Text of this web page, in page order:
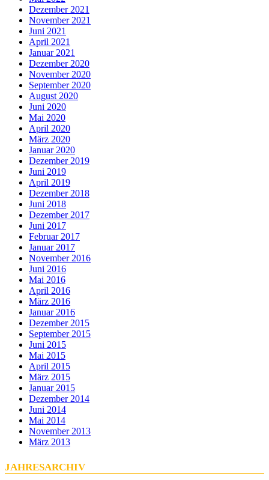
Dezember 2021
November 2021
Juni 2021
April 2021
Januar 2021
Dezember 2020
November 2020
September 2020
August 2020
Juni 2020
Mai 2020
April 2020
März 2020
Januar 2020
Dezember 2019
Juni 2019
April 2019
Dezember 2018
Juni 2018
Dezember 2017
Juni 2017
Februar 2017
Januar 2017
November 2016
Juni 2016
Mai 2016
April 2016
März 2016
Januar 2016
Dezember 2015
September 2015
Juni 2015
Mai 2015
April 2015
März 2015
Januar 2015
Dezember 2014
Juni 2014
Mai 2014
November 2013
März 2013
JAHRESARCHIV